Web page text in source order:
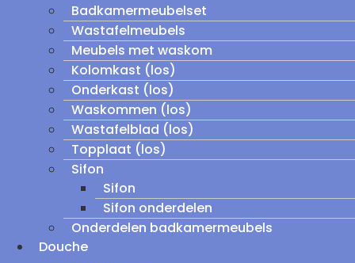
Badkamermeubelset
Wastafelmeubels
Meubels met waskom
Kolomkast (los)
Onderkast (los)
Waskommen (los)
Wastafelblad (los)
Topplaat (los)
Sifon
Sifon
Sifon onderdelen
Onderdelen badkamermeubels
Douche